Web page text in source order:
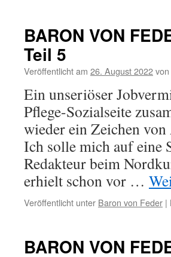
BARON VON
Teil 5
Veröffentlicht am 26. August 2022von
Ein unseriöser
Pflege-Sozialseite
wieder ein Zeichen
Ich solle mich auf eine
Redakteur beim
erhielt schon vor …
Veröffentlicht unter Baron von Feder |
BARON VON